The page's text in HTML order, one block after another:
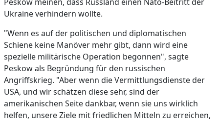
Ukraine verhindern wollte.
"Wenn es auf der politischen und diplomatischen
Schiene keine Manöver mehr gibt, dann wird eine
spezielle militärische Operation begonnen", sagte
Peskow als Begründung für den russischen
Angriffskrieg. "Aber wenn die Vermittlungsdienste der
USA, und wir schätzen diese sehr, sind der
amerikanischen Seite dankbar, wenn sie uns wirklich
helfen, unsere Ziele mit friedlichen Mitteln zu erreichen,